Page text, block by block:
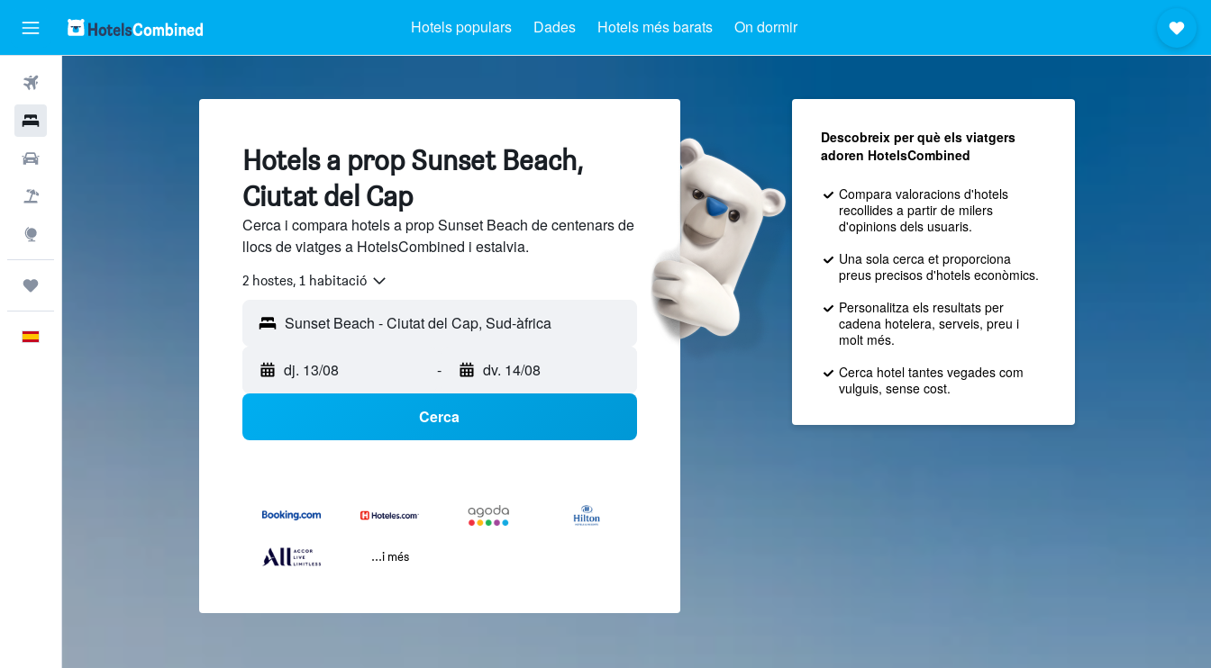
Hotels populars Dades Hotels més barats On dormir
Hotels a prop Sunset Beach,
Ciutat del Cap
Cerca i compara hotels a prop Sunset Beach de centenars de
llocs de viatges a HotelsCombined i estalvia.
2 hostes, 1 habitació
dj. 13/08 - dv. 14/08
Cerca
...i més
Descobreix per què els viatgers
adoren HotelsCombined
Compara valoracions d'hotels
recollides a partir de milers
d'opinions dels usuaris.
Una sola cerca et proporciona
preus precisos d'hotels econòmics.
Personalitza els resultats per
cadena hotelera, serveis, preu i
molt més.
Cerca hotel tantes vegades com
vulguis, sense cost.